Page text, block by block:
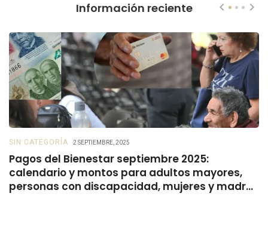
Información reciente
SIN CATEGORÍA 2 SEPTIEMBRE, 2025
Pagos del Bienestar septiembre 2025:
calendario y montos para adultos mayores,
personas con discapacidad, mujeres y madres